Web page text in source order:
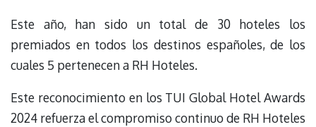
Este año, han sido un total de 30 hoteles los
premiados en todos los destinos españoles, de los
cuales 5 pertenecen a RH Hoteles.
Este reconocimiento en los TUI Global Hotel Awards
2024 refuerza el compromiso continuo de RH Hoteles